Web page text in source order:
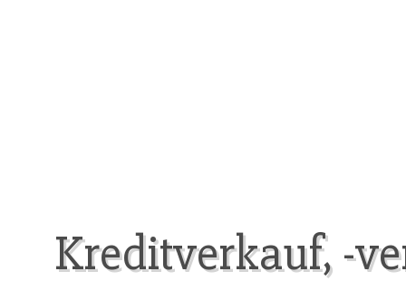
Kreditverkauf, -